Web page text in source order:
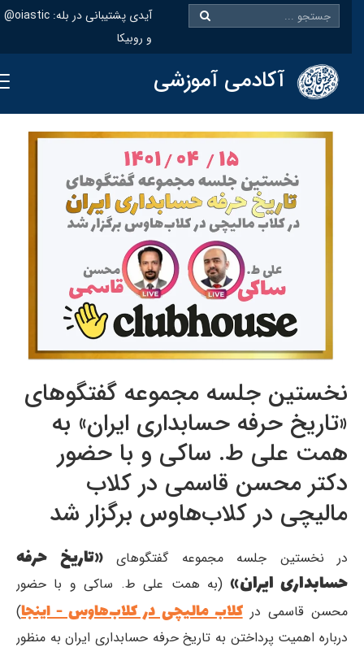
@oiastic :آیدی پشتیبانی در بله
و روبیکا
آکادمی آموزشی
نخستین جلسه مجموعه گفتگوهای
«تاریخ حرفه حسابداری ایران» به
همت علی ط. ساکی و با حضور
دکتر محسن قاسمی در کلاب
مالیچی در کلاب‌هاوس برگزار شد
در نخستین جلسه مجموعه گفتگوهای
«تاریخ حرفه
حسابداری ایران»(به همت علی ط. ساکی و با حضور
محسن قاسمی درکلاب مالیچی در کلاب‌هاوس - اینجا)
درباره اهمیت پرداختن به تاریخ حرفه حسابداری ایران به منظور